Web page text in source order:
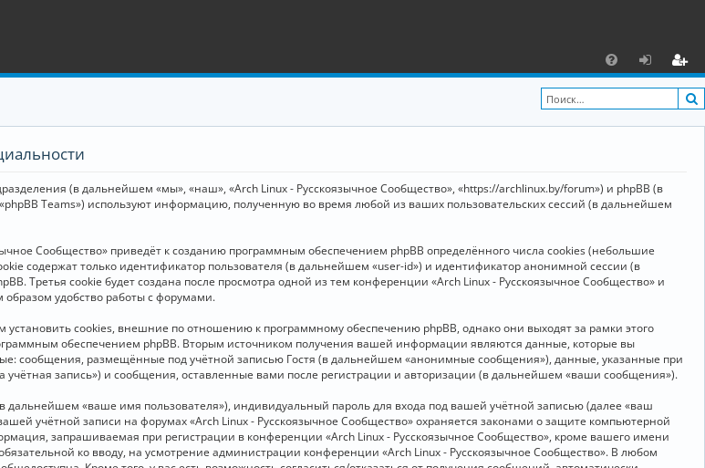
F
A
х
о
ег
и
(в дальнейшем «мы», «наш», «Arch Linux - Русскоязычное Сообщество», «https://archlinux.by/forum») и phpBB (в
Teams») используют информацию, полученную во время любой из ваших пользовательских сессий (в дальнейшем
Сообщество» приведёт к созданию программным обеспечением phpBB определённого числа cookies (небольшие
содержат только идентификатор пользователя (в дальнейшем «user-id») и идентификатор анонимной сессии (в
Третья cookie будет создана после просмотра одной из тем конференции «Arch Linux - Русскоязычное Сообщество» и
удобство работы с форумами.
cookies, внешние по отношению к программному обеспечению phpBB, однако они выходят за рамки этого
обеспечением phpBB. Вторым источником получения вашей информации являются данные, которые вы
сообщения, размещённые под учётной записью Гостя (в дальнейшем «анонимные сообщения»), данные, указанные при
запись») и сообщения, оставленные вами после регистрации и авторизации (в дальнейшем «ваши сообщения»).
«ваше имя пользователя»), индивидуальный пароль для входа под вашей учётной записью (далее «ваш
учётной записи на форумах «Arch Linux - Русскоязычное Сообщество» охраняется законами о защите компьютерной
запрашиваемая при регистрации в конференции «Arch Linux - Русскоязычное Сообщество», кроме вашего имени
ко вводу, на усмотрение администрации конференции «Arch Linux - Русскоязычное Сообщество». В любом